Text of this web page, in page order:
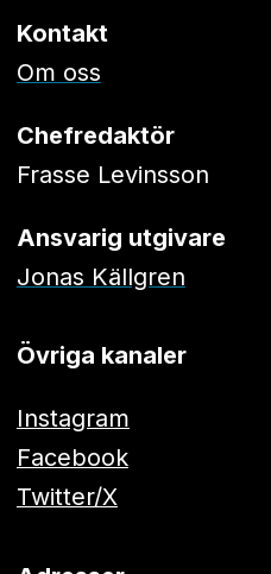
Kontakt
Om oss
Chefredaktör
Frasse Levinsson
Ansvarig utgivare
Jonas Källgren
Övriga kanaler
Instagram
Facebook
Twitter/X